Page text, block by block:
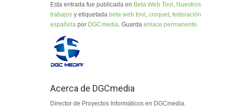
Esta entrada fue publicada en Beta Web Tool Nuestros
trabajos y etiquetada beta web tool croquet federación
española por DGCmedia . Guarda enlace permanente
Acerca de DGCmedia
Director de Proyectos Informáticos en DGCmedia.